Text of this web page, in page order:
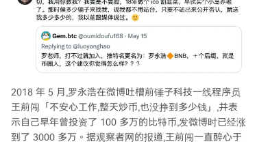
2018 年 5 月,罗永浩在微博吐槽前锤子科技一线程序员
王前闯「不安心工作,整天炒币,也没挣到多少钱」,并表
示自己早年曾投资了 100 多万的比特币,发微博时已经涨
到了 3000 多万。据观察者网的报道,王前闯一直醉心于